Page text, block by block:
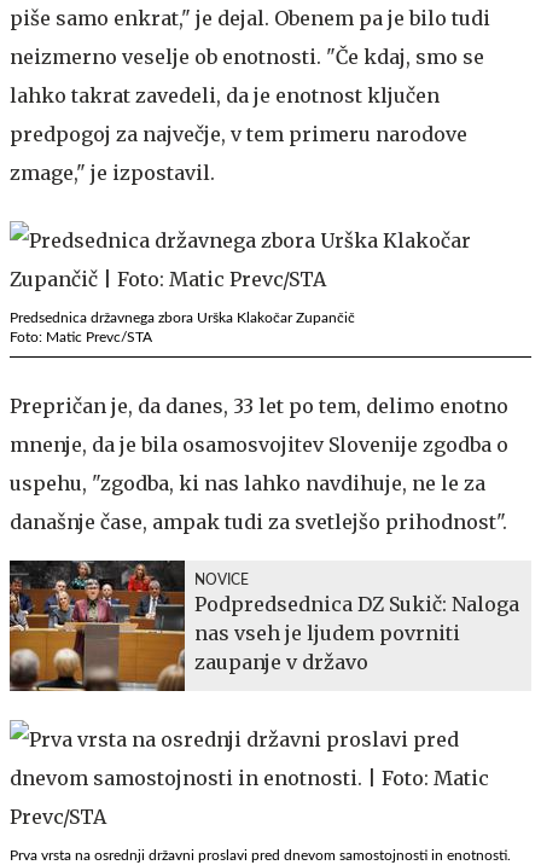
piše samo enkrat," je dejal. Obenem pa je bilo tudi
neizmerno veselje ob enotnosti. "Če kdaj, smo se
lahko takrat zavedeli, da je enotnost ključen
predpogoj za največje, v tem primeru narodove
zmage," je izpostavil.
Predsednica državnega zbora Urška Klakočar Zupančič
Foto: Matic Prevc/STA
Prepričan je, da danes, 33 let po tem, delimo enotno
mnenje, da je bila osamosvojitev Slovenije zgodba o
uspehu, "zgodba, ki nas lahko navdihuje, ne le za
današnje čase, ampak tudi za svetlejšo prihodnost".
NOVICE
Podpredsednica DZ Sukič: Naloga
nas vseh je ljudem povrniti
zaupanje v državo
Prva vrsta na osrednji državni proslavi pred dnevom samostojnosti in enotnosti.